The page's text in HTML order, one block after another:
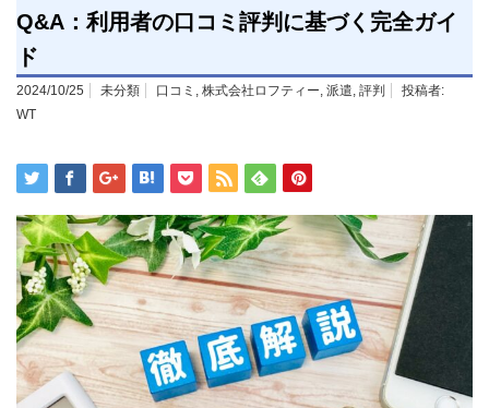
Q&A：利用者の口コミ評判に基づく完全ガイ
ド
2024/10/25 未分類 口コミ , 株式会社ロフティー, 派遣, 評判
投稿者:
WT